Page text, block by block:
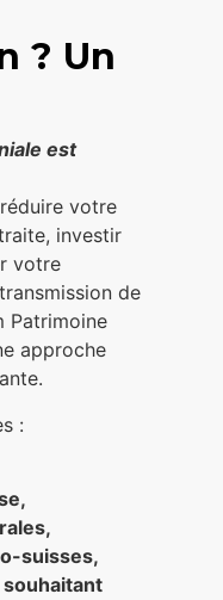
? Un
est
votre
investir
votre
de
Patrimoine
approche
:
suisses,